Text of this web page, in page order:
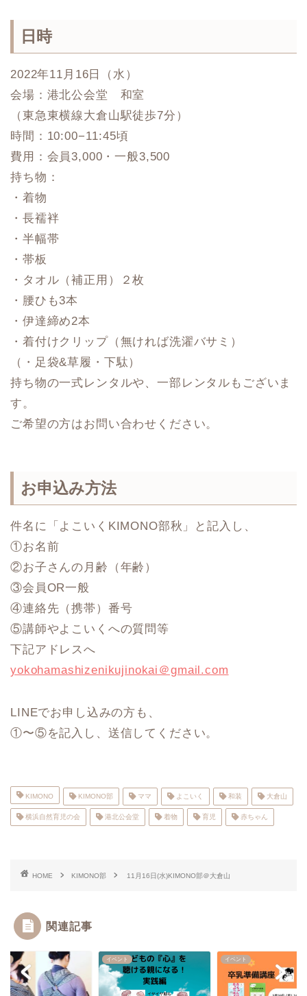
日時
2022年11月16日（水）
会場：港北公会堂 和室
（東急東横線大倉山駅徒歩7分）
時間：10:00−11:45頃
費用：会員3,000・一般3,500
持ち物：
・着物
・長襦袢
・半幅帯
・帯板
・タオル（補正用）２枚
・腰ひも3本
・伊達締め2本
・着付けクリップ（無ければ洗濯バサミ）
（・足袋&草履・下駄）
持ち物の一式レンタルや、一部レンタルもございま
す。
ご希望の方はお問い合わせください。
お申込み方法
件名に「よこいくKIMONO部秋」と記入し、
①お名前
②お子さんの月齢（年齢）
③会員OR一般
④連絡先（携帯）番号
⑤講師やよこいくへの質問等
下記アドレスへ
yokohamashizenikujinokai＠gmail.com
LINEでお申し込みの方も、
①〜⑤を記入し、送信してください。
KIMONO KIMONO部 ママ よこいく 和装 大倉山
横浜自然育児の会 港北公会堂 着物 育児 赤ちゃん
HOME KIMONO部 11月16日(水)KIMONO部＠大倉山
関連記事
イベント イベント